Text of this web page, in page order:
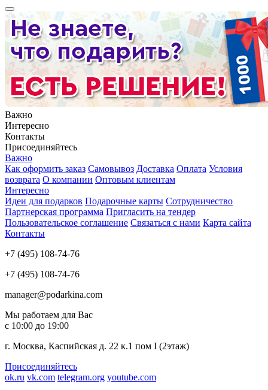
Важно
Интересно
Контакты
Присоединяйтесь
Важно
Как оформить заказ Самовывоз Доставка Оплата Условия
возврата О компании Оптовым клиентам
Интересно
Идеи для подарков Подарочные карты Сотрудничество
Партнерская программа Пригласить на тендер
Пользовательское соглашение Связаться с нами Карта сайта
Контакты
+7 (495) 108-74-76
+7 (495) 108-74-76
manager@podarkina.com
Мы работаем для Вас
с 10:00 до 19:00
г. Москва, Каспийская д. 22 к.1 пом I (2этаж)
Присоединяйтесь
ok.ru vk.com telegram.org youtube.com